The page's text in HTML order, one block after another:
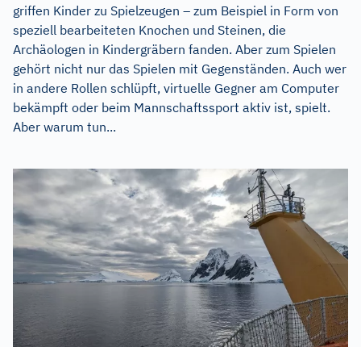
griffen Kinder zu Spielzeugen – zum Beispiel in Form von
speziell bearbeiteten Knochen und Steinen, die
Archäologen in Kindergräbern fanden. Aber zum Spielen
gehört nicht nur das Spielen mit Gegenständen. Auch wer
in andere Rollen schlüpft, virtuelle Gegner am Computer
bekämpft oder beim Mannschaftssport aktiv ist, spielt.
Aber warum tun...